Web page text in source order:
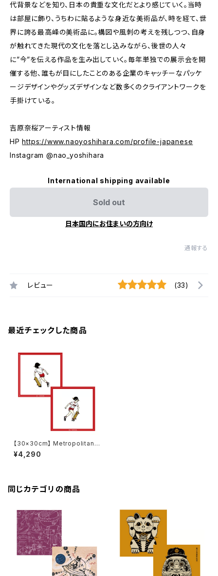
代背景などを知り、日本の貴重な文化だとより感じていく。当時
は部屋に飾り、うちわに貼るような身近な美術品が、時を経て、世
界に誇る最高峰の美術品に。構図や風刺の考えを残しつつ、自身
が触れてきた現代の文化を落とし込みながら、後世の人々
に”今”を伝える作品を生み出していく。毎年単独での展示会を開
催する他、誰もが目にしたことのある企業のキャッチーなパッケ
ージデザインやグッズデザインなど数多くのクライアントワークを
手掛けている。
吉原奈桜アーティスト情報
HPhttps://www.naoyoshihara.com/profile-japanese
Instagram @nao_yoshihara
International shipping available
Sold out
日本国内にお住まいの方向け
通報する
レビュー (33)
最近チェックした商品
【30×30cm】 Metropolitan
Crossbottle メトロポリタンク
ロスボトル MCB332 / 吉原 奈
¥4,290
同じカテゴリの商品